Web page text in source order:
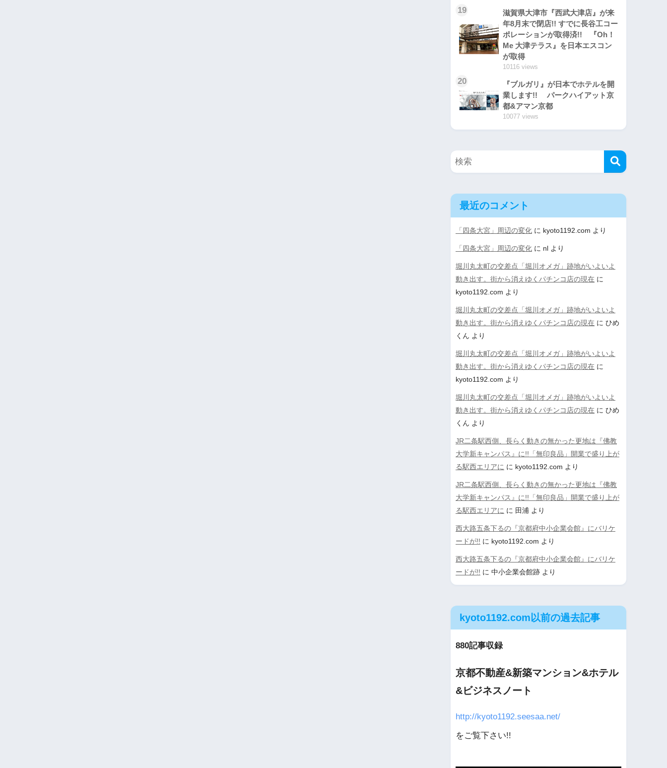
19
滋賀県大津市『西武大津店』が来
年8月末で閉店!! すでに長谷工コー
ポレーションが取得済!! 『Oh！
Me 大津テラス』を日本エスコン
が取得
10116 views
20
『ブルガリ』が日本でホテルを開
業します!! パークハイアット京
都&アマン京都
10077 views
最近のコメント
「四条大宮」周辺の変化 に kyoto1192.com より
「四条大宮」周辺の変化 に nl より
堀川丸太町の交差点「堀川オメガ」跡地がいよいよ
動き出す。街から消えゆくパチンコ店の現在 に
kyoto1192.com より
堀川丸太町の交差点「堀川オメガ」跡地がいよいよ
動き出す。街から消えゆくパチンコ店の現在 に ひめ
くん より
堀川丸太町の交差点「堀川オメガ」跡地がいよいよ
動き出す。街から消えゆくパチンコ店の現在 に
kyoto1192.com より
堀川丸太町の交差点「堀川オメガ」跡地がいよいよ
動き出す。街から消えゆくパチンコ店の現在 に ひめ
くん より
JR二条駅西側、長らく動きの無かった更地は『佛教
大学新キャンパス』に!!「無印良品」開業で盛り上が
る駅西エリアに に kyoto1192.com より
JR二条駅西側、長らく動きの無かった更地は『佛教
大学新キャンパス』に!!「無印良品」開業で盛り上が
る駅西エリアに に 田浦 より
西大路五条下るの『京都府中小企業会館』にバリケ
ードが!! に kyoto1192.com より
西大路五条下るの『京都府中小企業会館』にバリケ
ードが!! に 中小企業会館跡 より
kyoto1192.com以前の過去記事
880記事収録
京都不動産&新築マンション&ホテル
&ビジネスノート
http://kyoto1192.seesaa.net/
をご覧下さい!!